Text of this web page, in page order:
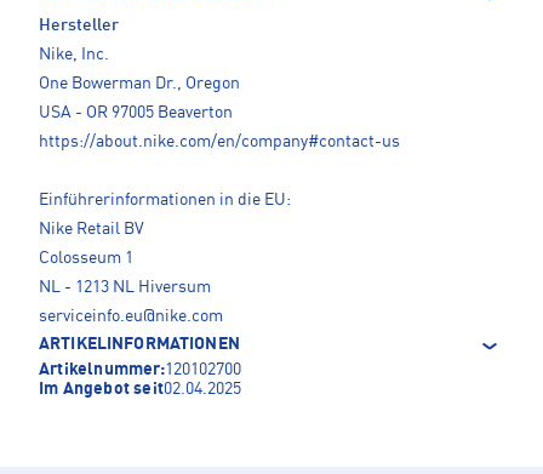
Hersteller
Nike, Inc.
One Bowerman Dr., Oregon
USA - OR 97005 Beaverton
https://about.nike.com/en/company#contact-us
Einführerinformationen in die EU:
Nike Retail BV
Colosseum 1
NL - 1213 NL Hiversum
serviceinfo.eu@nike.com
ARTIKELINFORMATIONEN
Artikelnummer:120102700
Im Angebot seit02.04.2025